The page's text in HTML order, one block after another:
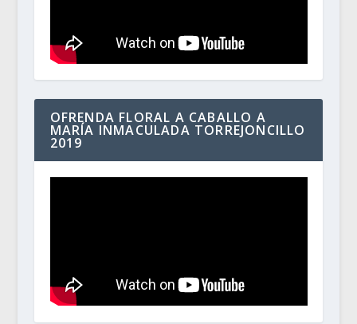
OFRENDA FLORAL A CABALLO A
MARÍA INMACULADA TORREJONCILLO
2019